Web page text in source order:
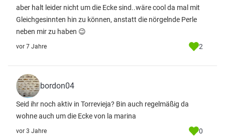
aber halt leider nicht um die Ecke sind..wäre cool da mal mit
Gleichgesinnten hin zu können, anstatt die nörgelnde Perle
neben mir zu haben 😉
vor 7 Jahre 2
bordon04
Seid ihr noch aktiv in Torrevieja? Bin auch regelmäßig da
wohne auch um die Ecke von la marina
vor 3 Jahre 0